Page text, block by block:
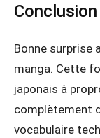
Conclusion
Bonne surprise
manga. Cette
japonais à
complètement
vocabulaire